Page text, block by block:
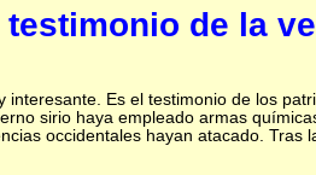
de la
interesante. Es el testimonio de los
sirio haya empleado armas
occidentales hayan atacado. Tras